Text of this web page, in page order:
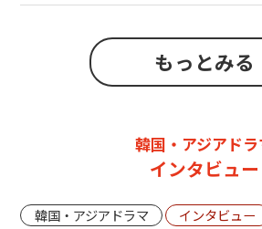
もっとみる
韓国・アジアドラ
インタビュー
韓国・アジアドラマ インタビュー